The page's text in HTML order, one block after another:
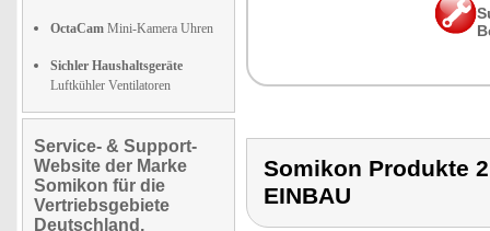
OctaCam Mini-Kamera Uhren
Sichler Haushaltsgeräte
Luftkühler Ventilatoren
Service- & Support-
Website der Marke
Somikon für die
Vertriebsgebiete
Deutschland,
Somikon Produkte
EINBAU